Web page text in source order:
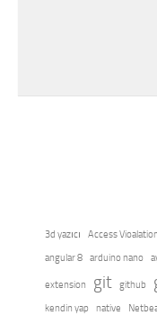
3d yazıcı Access Vioalation
angular 8
arduino nano
extension git github
kendin yap
native